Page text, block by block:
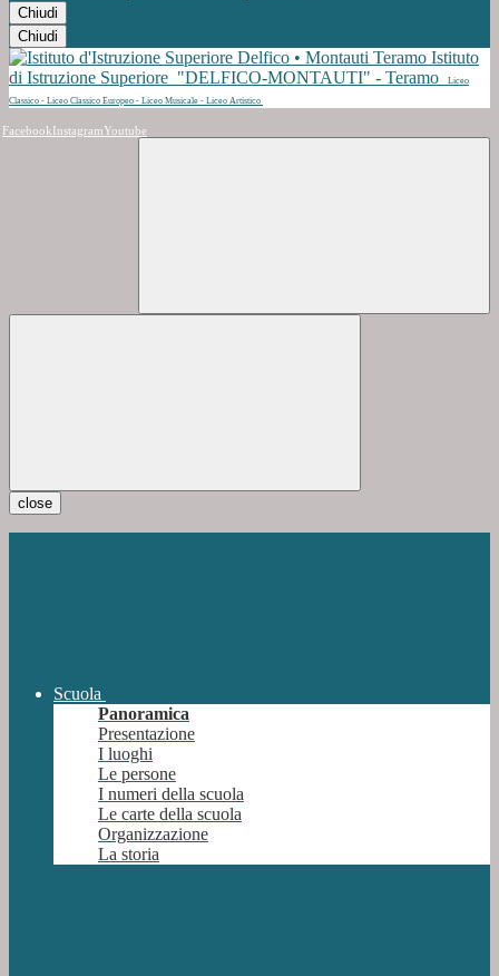
Chiudi
Chiudi
Istituto
di Istruzione Superiore "DELFICO-MONTAUTI" - Teramo
Liceo
Classico - Liceo Classico Europeo - Liceo Musicale - Liceo Artistico
Facebook InstagramYoutube
close
Scuola
Panoramica
Presentazione
I luoghi
Le persone
I numeri della scuola
Le carte della scuola
Organizzazione
La storia